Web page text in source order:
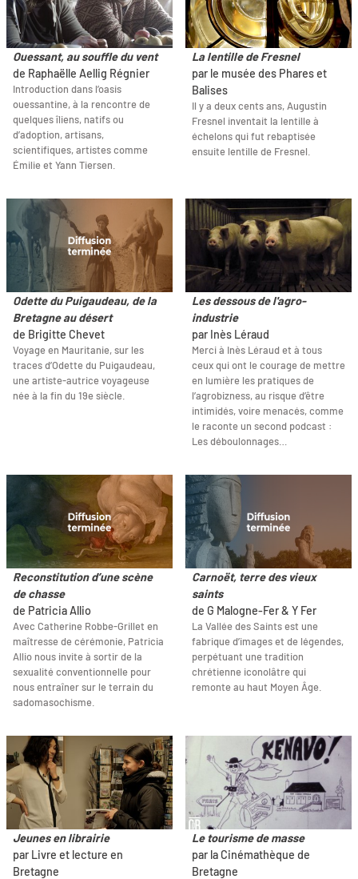
Ouessant, au souffle du vent
de Raphaëlle Aellig Régnier
Introduction dans l’oasis
ouessantine, à la rencontre de
quelques îliens, natifs ou
d’adoption, artisans,
scientifiques, artistes comme
Émilie et Yann Tiersen.
La lentille de Fresnel
par le musée des Phares et
Balises
Il y a deux cents ans, Augustin
Fresnel inventait la lentille à
échelons qui fut rebaptisée
ensuite lentille de Fresnel.
Odette du Puigaudeau, de la
Bretagne au désert
de Brigitte Chevet
Voyage en Mauritanie, sur les
traces d’Odette du Puigaudeau,
une artiste-autrice voyageuse
née à la fin du 19e siècle.
Les dessous de l'agro-
industrie
par Inès Léraud
Merci à Inès Léraud et à tous
ceux qui ont le courage de mettre
en lumière les pratiques de
l’agrobizness, au risque d’être
intimidés, voire menacés, comme
le raconte un second podcast :
Les déboulonnages…
Reconstitution d’une scène
de chasse
de Patricia Allio
Avec Catherine Robbe-Grillet en
maîtresse de cérémonie, Patricia
Allio nous invite à sortir de la
sexualité conventionnelle pour
nous entraîner sur le terrain du
sadomasochisme.
Carnoët, terre des vieux
saints
de G Malogne-Fer & Y Fer
La Vallée des Saints est une
fabrique d’images et de légendes,
perpétuant une tradition
chrétienne iconolâtre qui
remonte au haut Moyen Âge.
Jeunes en librairie
par Livre et lecture en
Bretagne
Le tourisme de masse
par la Cinémathèque de
Bretagne